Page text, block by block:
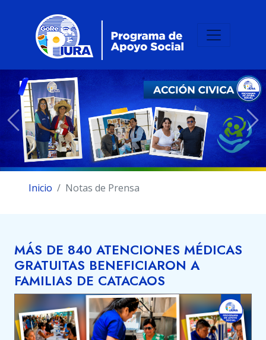
Previous
Inicio Notas de Prensa
MÁS DE 840 ATENCIONES MÉDICAS
GRATUITAS BENEFICIARON A
FAMILIAS DE CATACAOS